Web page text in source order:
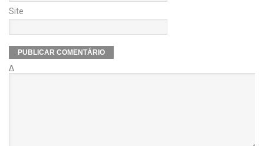
Site
Δ